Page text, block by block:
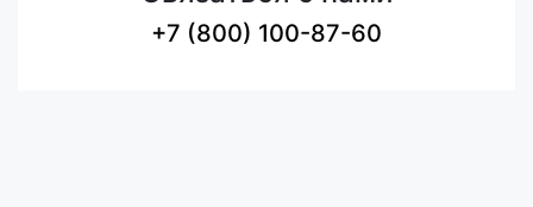
+7 (800) 100-87-60